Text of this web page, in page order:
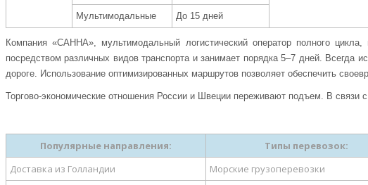
Мультимодальные До 15 дней
Компания «САННА», мультимодальный логистический оператор полного
посредством различных видов транспорта и занимает порядка 5–7 дней. Всегда
дороге. Использование оптимизированных маршрутов позволяет обеспечить
Торгово-экономические отношения России и Швеции переживают подъем. В
Популярные направления:
Типы перевозок:
Доставка из Голландии
Морские грузоперевозки